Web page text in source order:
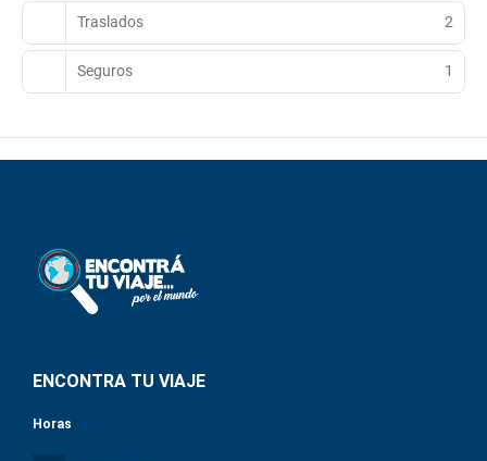
Traslados 2
Seguros 1
ENCONTRA TU VIAJE
Horas